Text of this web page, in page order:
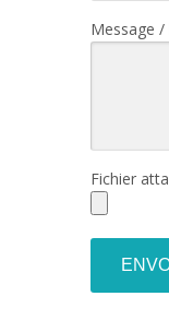
Message
Fichier